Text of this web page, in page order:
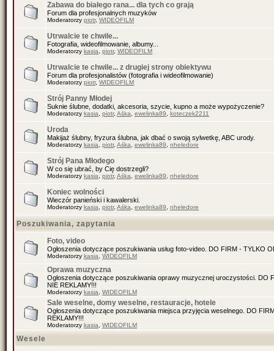
Zabawa do białego rana... dla tych co grają
Forum dla profesjonalnych muzyków
Moderatorzy piotr, WIDEOFILM
Utrwalcie te chwile...
Fotografia, wideofilmowanie, albumy...
Moderatorzy kasia piotr, WIDEOFILM
Utrwalcie te chwile... z drugiej strony obiektywu
Forum dla profesjonalistów (fotografia i wideofilmowanie)
Moderatorzy piotr, WIDEOFILM
Strój Panny Młodej
Suknie ślubne, dodatki, akcesoria, szycie, kupno a może wypożyczenie?
Moderatorzy kasia piotr, Aśka ewelinka89 koteczek2211
Uroda
Makijaż ślubny, fryzura ślubna, jak dbać o swoją sylwetkę, ABC urody.
Moderatorzy kasia piotr, Aśka ewelinka89 nheledore
Strój Pana Młodego
W co się ubrać, by Cię dostrzegli?
Moderatorzy kasia piotr, Aśka ewelinka89 nheledore
Koniec wolności
Wieczór panieński i kawalerski.
Moderatorzy kasia piotr, Aśka ewelinka89 nheledore
Poszukiwania, zapytania
Foto, video
Ogłoszenia dotyczące poszukiwania usług foto-video. DO FIRM - TYLKO
Moderatorzy kasia WIDEOFILM
Oprawa muzyczna
Ogłoszenia dotyczące poszukiwania oprawy muzycznej uroczystości. DO
NIE REKLAMY!!!
Moderatorzy kasia WIDEOFILM
Sale weselne, domy weselne, restauracje, hotele
Ogłoszenia dotyczące poszukiwania miejsca przyjęcia weselnego. DO
REKLAMY!!!
Moderatorzy kasia WIDEOFILM
Wesele